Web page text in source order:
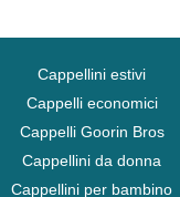
Cappellini estivi
Cappelli economici
Cappelli Goorin Bros
Cappellini da donna
Cappellini per bambino